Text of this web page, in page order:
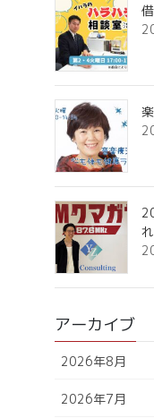
アーカイブ
2026年8月
2026年7月